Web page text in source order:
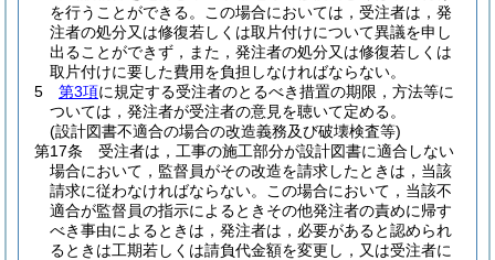
を行うことができる。
この場合においては，受注者は，発
注者の処分又は修復若しくは取片付けについて異議を申し
出ることができず，また，発注者の処分又は修復若しくは
取片付けに要した費用を負担しなければならない。
5
第3項に規定する受注者のとるべき措置の期限，方法等に
ついては，発注者が受注者の意見を聴いて定める。
(設計図書不適合の場合の改造義務及び破壊検査等)
第17条
受注者は，工事の施工部分が設計図書に適合しない
場合において，監督員がその改造を請求したときは，当該
請求に従わなければならない。
この場合において，当該不
適合が監督員の指示によるときその他発注者の責めに帰す
べき事由によるときは，発注者は，必要があると認められ
るときは工期若しくは請負代金額を変更し，又は受注者に